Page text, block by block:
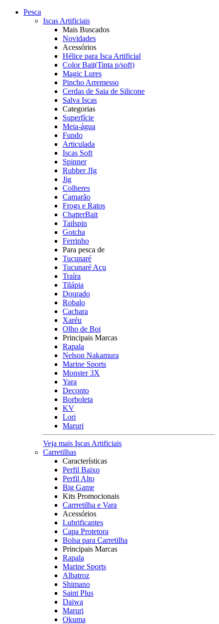
Pesca
Iscas Artificiais
Mais Buscados
Novidades
Acessórios
Hélice para Isca Artificial
Color Bait(Tinta p/soft)
Magic Lures
Pincho Arremesso
Cerdas de Saia de Silicone
Salva Iscas
Categorias
Superfície
Meia-água
Fundo
Articulada
Iscas Soft
Spinner
Rubber JIg
Jig
Colheres
Camarão
Frogs e Ratos
ChatterBait
Tailspin
Gotcha
Ferrinho
Para pesca de
Tucunaré
Tucunaré Açu
Traíra
Tilápia
Dourado
Robalo
Cachara
Xaréu
Olho de Boi
Principais Marcas
Rapala
Nelson Nakamura
Marine Sports
Monster 3X
Yara
Deconto
Borboleta
KV
Lori
Maruri
Veja mais Iscas Artificiais
Carretilhas
Características
Perfil Baixo
Perfil Alto
Big Game
Kits Promocionais
Carrretilha e Vara
Acessórios
Lubrificantes
Capa Protetora
Bolsa para Carretilha
Principais Marcas
Rapala
Marine Sports
Albatroz
Shimano
Saint Plus
Daiwa
Maruri
Okuma